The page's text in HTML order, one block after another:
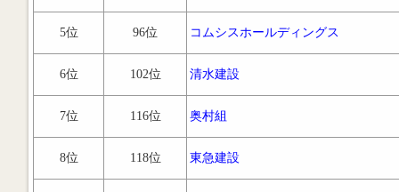
5位 96位 コムシスホールディングス
6位 102位 清水建設
7位 116位 奥村組
8位 118位 東急建設